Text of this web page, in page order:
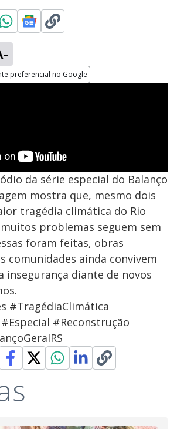
preferencial no Google
da série especial do Balanço
mostra que, mesmo dois
tragédia climática do Rio
problemas seguem sem
foram feitas, obras
comunidades ainda convivem
insegurança diante de novos
#TragédiaClimática
#Reconstrução